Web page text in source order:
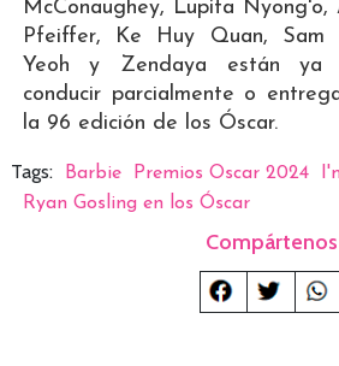
McConaughey, Lupita Nyong'o,
Pfeiffer, Ke Huy Quan, Sam
Yeoh y Zendaya están ya
conducir parcialmente o
la 96 edición de los Óscar.
Tags: Barbie Premios Oscar 2024
Ryan Gosling en los Óscar
Compártenos